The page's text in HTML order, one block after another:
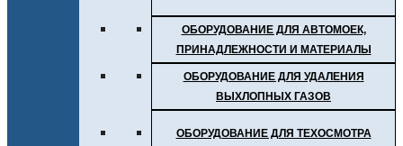
ОБОРУДОВАНИЕ ДЛЯ АВТОМОЕК,
ПРИНАДЛЕЖНОСТИ И МАТЕРИАЛЫ
ОБОРУДОВАНИЕ ДЛЯ УДАЛЕНИЯ
ВЫХЛОПНЫХ ГАЗОВ
ОБОРУДОВАНИЕ ДЛЯ ТЕХОСМОТРА